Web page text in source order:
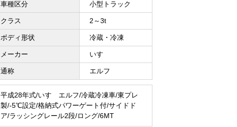
車種区分 小型トラック
クラス 2～3t
ボディ形状 冷蔵・冷凍
メーカー いすゞ
通称 エルフ
平成28年式/いすゞエルフ/冷蔵冷凍車/東プレ
製/-5℃設定/格納式パワーゲート付/サイドド
ア/ラッシングレール2段/ロング/6MT